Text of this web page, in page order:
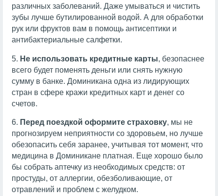
различных заболеваний. Даже умываться и чистить
зубы лучше бутилированной водой. А для обработки
рук или фруктов вам в помощь антисептики и
антибактериальные салфетки.
5. Не использовать кредитные карты, безопаснее
всего будет поменять деньги или снять нужную
сумму в банке. Доминикана одна из лидирующих
стран в сфере кражи кредитных карт и денег со
счетов.
6. Перед поездкой оформите страховку, мы не
прогнозируем неприятности со здоровьем, но лучше
обезопасить себя заранее, учитывая тот момент, что
медицина в Доминикане платная. Еще хорошо было
бы собрать аптечку из необходимых средств: от
простуды, от аллергии, обезболивающие, от
отравлений и проблем с желудком.